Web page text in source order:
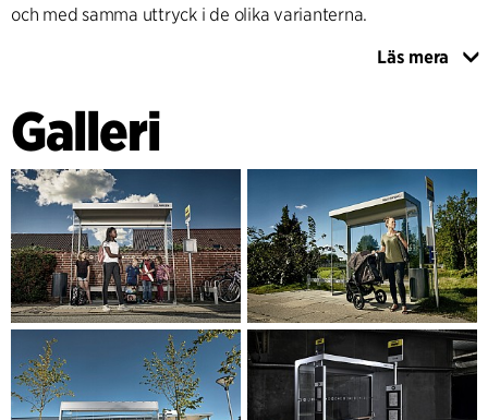
och med samma uttryck i de olika varianterna.
C.F. Møller Architects har agerat rådgivare åt Nordjyllands
skisserna och brukarprocess till godkänt koncept,
designmanual, EU-utbud och produktutveckling.
Läs mera
Galleri